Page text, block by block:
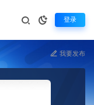
登录
我要发布